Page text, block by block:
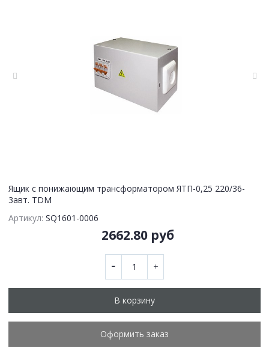
Ящик с понижающим трансформатором ЯТП-0,25 220/36-
3авт. TDM
Артикул: SQ1601-0006
2662.80 руб
В корзину
Оформить заказ